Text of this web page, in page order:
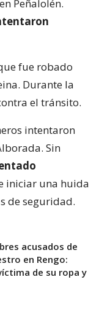
en Peñalolén.
fue robado
Durante la
el tránsito.
intentaron
Sin
iniciar una huida
de seguridad.
acusados de
en Rengo:
de su ropa y